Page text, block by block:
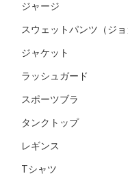
ジャージ
スウェットパンツ（ジ
ジャケット
ラッシュガード
スポーツブラ
タンクトップ
レギンス
Tシャツ